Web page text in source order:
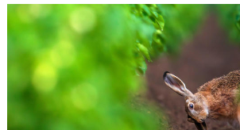
Digitale Ausgaben